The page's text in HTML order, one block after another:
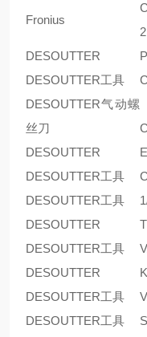
Fronius
2
DESOUTTER
DESOUTTER工具
DESOUTTER气动螺
丝刀
DESOUTTER
DESOUTTER工具
DESOUTTER工具
DESOUTTER
DESOUTTER工具
DESOUTTER
DESOUTTER工具
DESOUTTER工具